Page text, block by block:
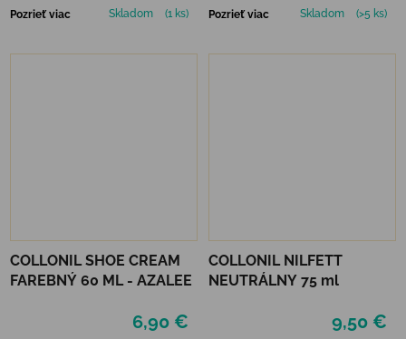
Pozrieť viac Skladom (1 ks) Pozrieť viac Skladom (>5 ks)
COLLONIL SHOE CREAM
FAREBNÝ 60 ML - AZALEE
6,90 €
COLLONIL NILFETT
NEUTRÁLNY 75 ml
9,50 €